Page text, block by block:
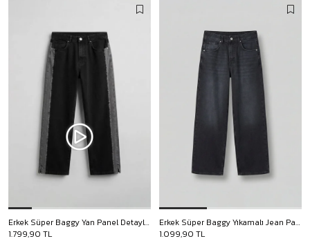
Erkek Süper Baggy Yan Panel Detaylı Jean Pantolon Siyah
1.799,90 TL
Erkek Süper Baggy Yıkamalı Jean Pantolon Füme
1.099,90 TL